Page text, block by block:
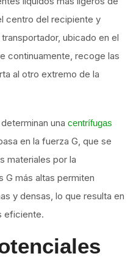
centro del recipiente y
ubicado en el
continuamente, recoge las
al otro extremo de la
una centrífugas
en la fuerza G, que se
materiales por la
G más altas permiten
y densas, lo que resulta en
eficiente.